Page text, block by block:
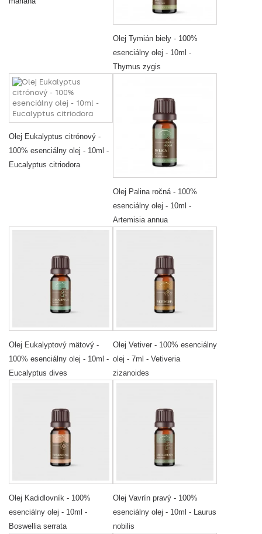
Olej Tymián biely - 100%
esenciálny olej - 10ml -
Thymus zygis
Olej Eukalyptus citrónový -
100% esenciálny olej - 10ml -
Eucalyptus citriodora
Olej Palina ročná - 100%
esenciálny olej - 10ml -
Artemisia annua
Olej Eukalyptový mätový -
100% esenciálny olej - 10ml -
Eucalyptus dives
Olej Vetiver - 100% esenciálny
olej - 7ml - Vetiveria
zizanoides
Olej Kadidlovník - 100%
esenciálny olej - 10ml -
Boswellia serrata
Olej Vavrín pravý - 100%
esenciálny olej - 10ml - Laurus
nobilis